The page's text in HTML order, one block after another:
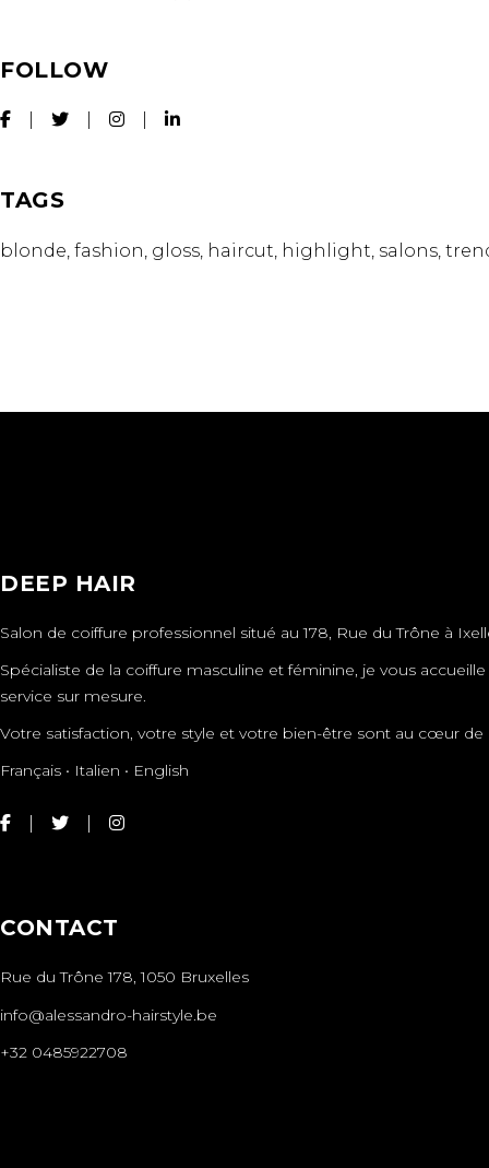
FOLLOW
TAGS
blonde fashion gloss haircut highlight salons
DEEP HAIR
Salon de coiffure professionnel situé au 178, Rue du Trône à
Spécialiste de la coiffure masculine et féminine, je vous
service sur mesure.
Votre satisfaction, votre style et votre bien-être sont au cœur
Français • Italien • English
CONTACT
Rue du Trône 178, 1050 Bruxelles
info@alessandro-hairstyle.be
+32 0485922708